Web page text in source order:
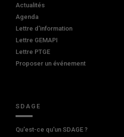
Actualités
Agenda
Lettre d'information
Lettre GEMAPI
Lettre PTGE
Proposer un événement
SDAGE
Qu'est-ce qu'un SDAGE ?